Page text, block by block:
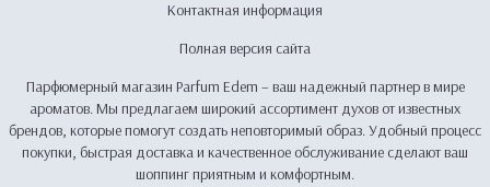
Контактная информация
Полная версия сайта
Парфюмерный магазин Parfum Edem – ваш надежный партнер в мире
ароматов. Мы предлагаем широкий ассортимент духов от известных
брендов, которые помогут создать неповторимый образ. Удобный процесс
покупки, быстрая доставка и качественное обслуживание сделают ваш
шоппинг приятным и комфортным.